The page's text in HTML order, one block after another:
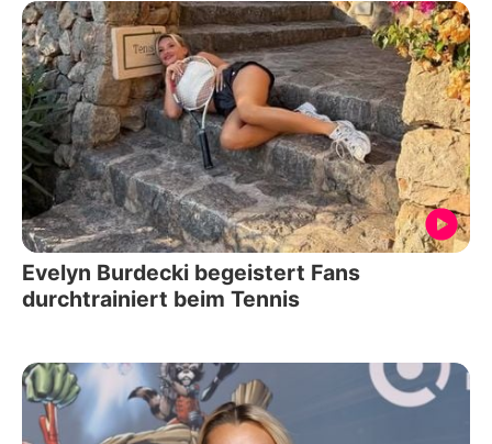
Evelyn Burdecki begeistert Fans
durchtrainiert beim Tennis